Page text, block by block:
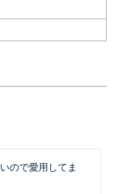
ので愛用してま